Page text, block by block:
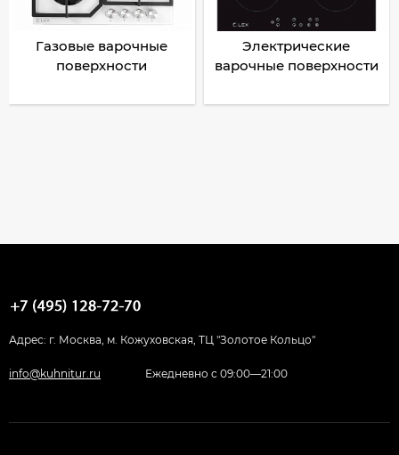
Газовые варочные
поверхности
Электрические
варочные поверхности
Адрес: г. Москва, м. Кожуховская, ТЦ "Золотое Кольцо"
info@kuhnitur.ru Ежедневно с 09:00—21:00